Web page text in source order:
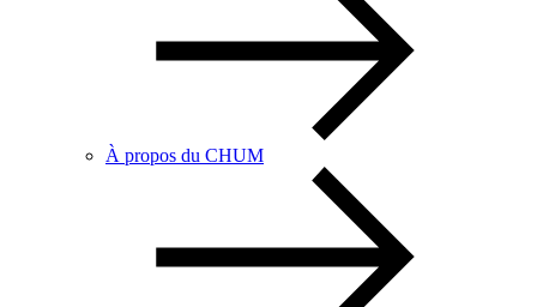
À propos du CHUM